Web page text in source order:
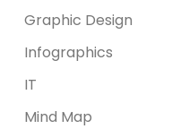
Graphic Design
Infographics
IT
Mind Map